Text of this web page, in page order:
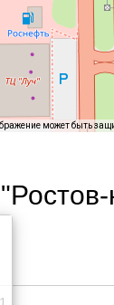
может быть